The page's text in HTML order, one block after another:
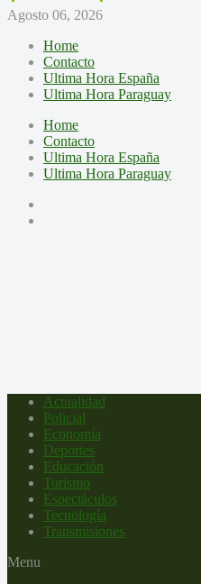
Agosto 06, 2026
Home
Contacto
Ultima Hora España
Ultima Hora Paraguay
Home
Contacto
Ultima Hora España
Ultima Hora Paraguay
Actualidad
Policial
Economía
Deportes
Educación
Turismo
Espectáculos
Tecnología
Transmisiones
Menu